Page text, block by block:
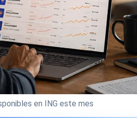
en ING este mes